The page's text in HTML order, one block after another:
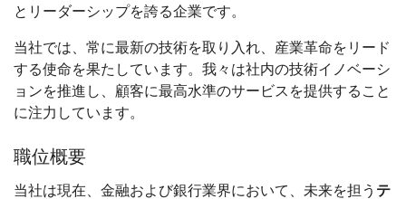
とリーダーシップを誇る企業です。
当社では、常に最新の技術を取り入れ、産業革命をリード
する使命を果たしています。我々は社内の技術イノベーシ
ョンを推進し、顧客に最高水準のサービスを提供すること
に注力しています。
職位概要
当社は現在、金融および銀行業界において、未来を担う テ